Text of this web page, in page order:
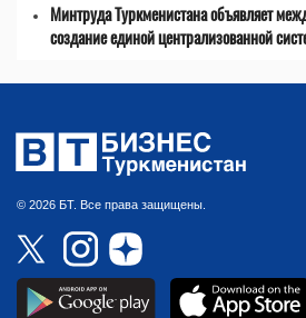
Минтруда Туркменистана объявляет
создание единой централизованной
© 2026 БТ. Все права защищены.